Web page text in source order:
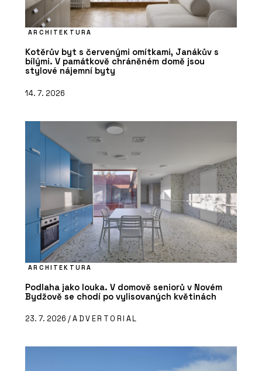
ARCHITEKTURA
Kotěrův byt s červenými omítkami, Janákův s
bílými. V památkově chráněném domě jsou
stylové nájemní byty
14. 7. 2026
ARCHITEKTURA
Podlaha jako louka. V domově seniorů v Novém
Bydžově se chodí po vylisovaných květinách
23. 7. 2026 /ADVERTORIAL